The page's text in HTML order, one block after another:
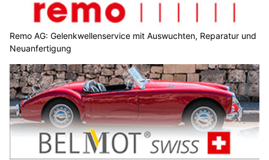
Remo AG: Gelenkwellenservice mit Auswuchten, Reparatur und
Neuanfertigung